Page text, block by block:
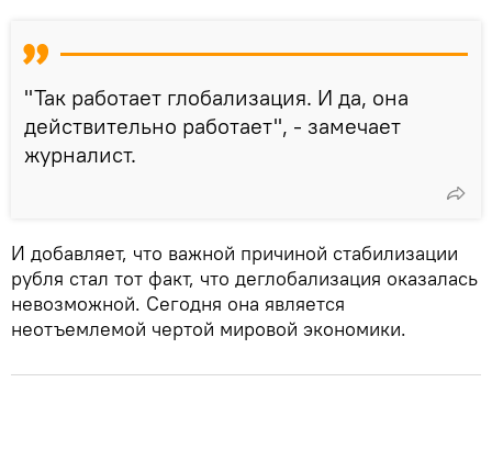
"Так работает глобализация. И да, она
действительно работает", - замечает
журналист.
И добавляет, что важной причиной стабилизации
рубля стал тот факт, что деглобализация оказалась
невозможной. Сегодня она является
неотъемлемой чертой мировой экономики.